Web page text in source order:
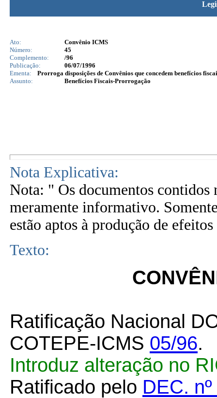
Ato:
Convênio ICMS
Número:
45
Complemento:
/96
Publicação:
06/07/1996
Ementa:
Prorroga disposições de Convênios que concedem benefícios
Assunto:
Benefícios Fiscais-Prorrogação
Nota Explicativa:
Nota: " Os documentos contidos
meramente informativo.
estão aptos à produção de
Texto:
Ratificação Nacional
COTEPE-ICMS 05/96.
Introduz alteração no
Ratificado pelo DEC.